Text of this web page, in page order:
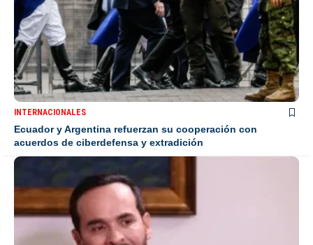
INTERNACIONALES
Ecuador y Argentina refuerzan su cooperación con
acuerdos de ciberdefensa y extradición